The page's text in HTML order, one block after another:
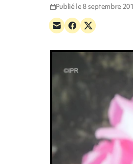
Publié le 8 septembre